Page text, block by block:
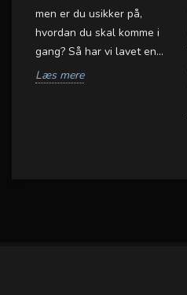
men er du usikker på,
hvordan du skal komme i
gang? Så har vi lavet en...
Læs mere